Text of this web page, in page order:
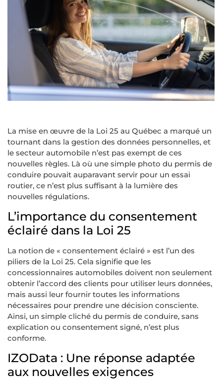
La mise en œuvre de la Loi 25 au Québec a marqué un
tournant dans la gestion des données personnelles, et
le secteur automobile n’est pas exempt de ces
nouvelles règles. Là où une simple photo du permis de
conduire pouvait auparavant servir pour un essai
routier, ce n’est plus suffisant à la lumière des
nouvelles régulations.
L’importance du consentement
éclairé dans la Loi 25
La notion de « consentement éclairé » est l’un des
piliers de la Loi 25. Cela signifie que les
concessionnaires automobiles doivent non seulement
obtenir l’accord des clients pour utiliser leurs données,
mais aussi leur fournir toutes les informations
nécessaires pour prendre une décision consciente.
Ainsi, un simple cliché du permis de conduire, sans
explication ou consentement signé, n’est plus
conforme.
IZOData : Une réponse adaptée
aux nouvelles exigences